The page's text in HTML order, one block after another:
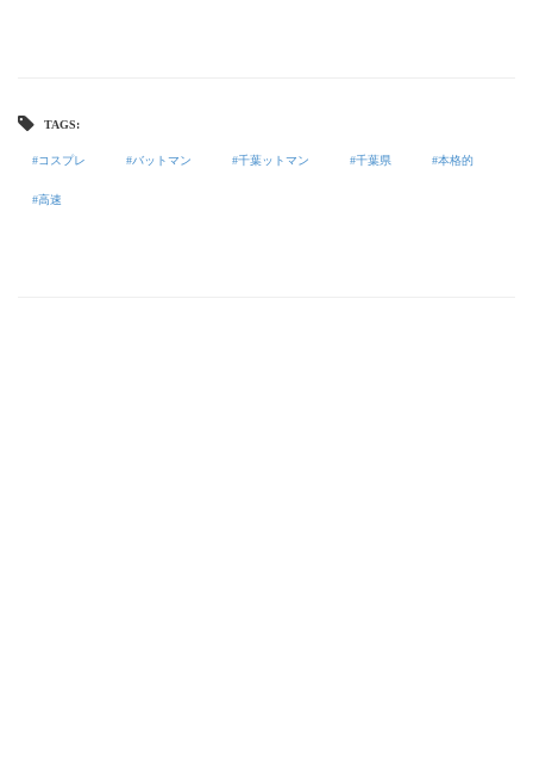
TAGS:
コスプレ バットマン 千葉ットマン 千葉県 本格的
高速